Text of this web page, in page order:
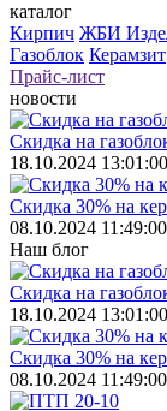
каталог
Кирпич ЖБИ
Газоблок Керамзит
Прайс-лист
новости
Скидка на
18.10.2024 13:01:00
Скидка 30% на
08.10.2024 11:49:00
Наш блог
Скидка на
18.10.2024 13:01:00
Скидка 30% на
08.10.2024 11:49:00